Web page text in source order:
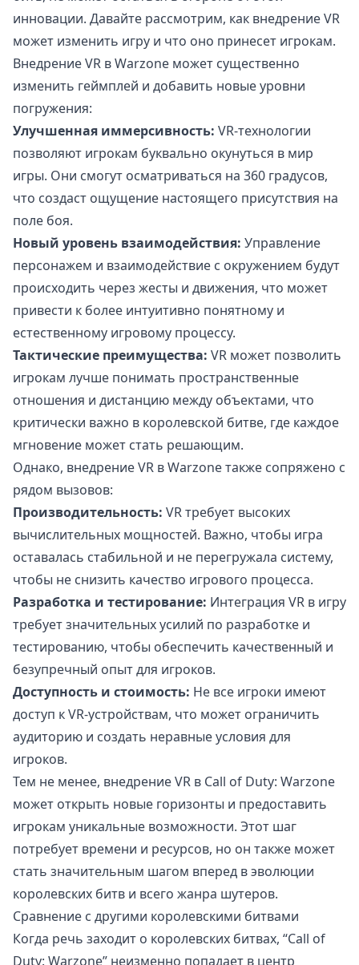
инновации. Давайте рассмотрим, как внедрение VR
может изменить игру и что оно принесет игрокам.
Внедрение VR в Warzone может существенно
изменить геймплей и добавить новые уровни
погружения:
Улучшенная иммерсивность: VR-технологии
позволяют игрокам буквально окунуться в мир
игры. Они смогут осматриваться на 360 градусов,
что создаст ощущение настоящего присутствия на
поле боя.
Новый уровень взаимодействия: Управление
персонажем и взаимодействие с окружением будут
происходить через жесты и движения, что может
привести к более интуитивно понятному и
естественному игровому процессу.
Тактические преимущества: VR может позволить
игрокам лучше понимать пространственные
отношения и дистанцию между объектами, что
критически важно в королевской битве, где каждое
мгновение может стать решающим.
Однако, внедрение VR в Warzone также сопряжено с
рядом вызовов:
Производительность: VR требует высоких
вычислительных мощностей. Важно, чтобы игра
оставалась стабильной и не перегружала систему,
чтобы не снизить качество игрового процесса.
Разработка и тестирование: Интеграция VR в игру
требует значительных усилий по разработке и
тестированию, чтобы обеспечить качественный и
безупречный опыт для игроков.
Доступность и стоимость: Не все игроки имеют
доступ к VR-устройствам, что может ограничить
аудиторию и создать неравные условия для
игроков.
Тем не менее, внедрение VR в Call of Duty: Warzone
может открыть новые горизонты и предоставить
игрокам уникальные возможности. Этот шаг
потребует времени и ресурсов, но он также может
стать значительным шагом вперед в эволюции
королевских битв и всего жанра шутеров.
Сравнение с другими королевскими битвами
Когда речь заходит о королевских битвах, “Call of
Duty: Warzone” неизменно попадает в центр